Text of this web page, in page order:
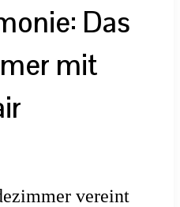
Das
mit
vereint